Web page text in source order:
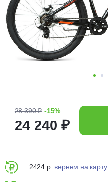
28 390 ₽ -15%
24 240 ₽
2424 р. вернем на карту!
Добавляйте товары
в корзину
Оплачивайте
25% картой любого
выбранный
75%